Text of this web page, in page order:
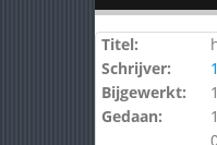
Titel:
Schrijver:
Bijgewerkt:
Gedaan: